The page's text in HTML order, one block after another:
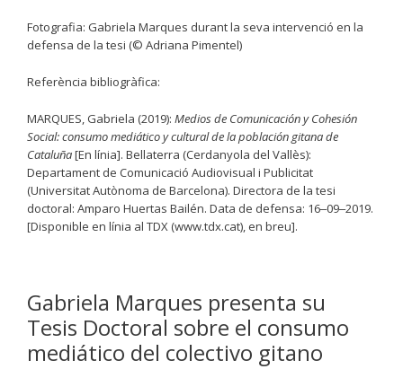
Fotografia: Gabriela Marques durant la seva intervenció en la
defensa de la tesi (© Adriana Pimentel)
Referència bibliogràfica:
MARQUES, Gabriela (2019): Medios de Comunicación y Cohesión
Social: consumo mediático y cultural de la población gitana de
Cataluña[En línia]. Bellaterra (Cerdanyola del Vallès):
Departament de Comunicació Audiovisual i Publicitat
(Universitat Autònoma de Barcelona). Directora de la tesi
doctoral: Amparo Huertas Bailén. Data de defensa: 16‒09‒2019.
[Disponible en línia al TDX (www.tdx.cat), en breu].
Gabriela Marques presenta su
Tesis Doctoral sobre el consumo
mediático del colectivo gitano